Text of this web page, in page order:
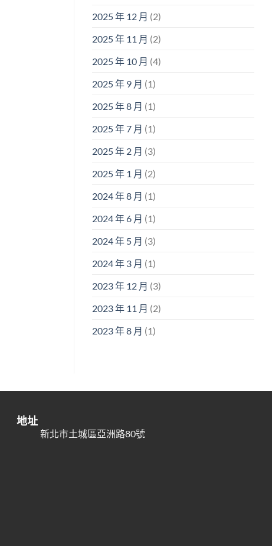
2025 年 12 月 (2)
2025 年 11 月 (2)
2025 年 10 月 (4)
2025 年 9 月 (1)
2025 年 8 月 (1)
2025 年 7 月 (1)
2025 年 2 月 (3)
2025 年 1 月 (2)
2024 年 8 月 (1)
2024 年 6 月 (1)
2024 年 5 月 (3)
2024 年 3 月 (1)
2023 年 12 月 (3)
2023 年 11 月 (2)
2023 年 8 月 (1)
地址
新北市土城區亞洲路80號